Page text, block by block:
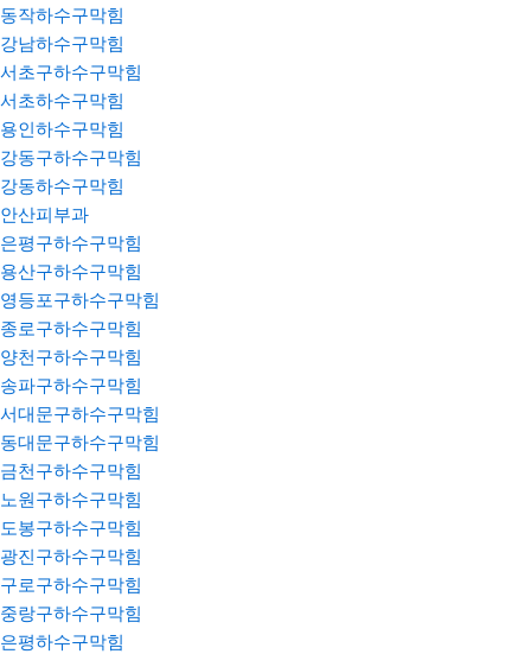
동작하수구막힘
강남하수구막힘
서초구하수구막힘
서초하수구막힘
용인하수구막힘
강동구하수구막힘
강동하수구막힘
안산피부과
은평구하수구막힘
용산구하수구막힘
영등포구하수구막힘
종로구하수구막힘
양천구하수구막힘
송파구하수구막힘
서대문구하수구막힘
동대문구하수구막힘
금천구하수구막힘
노원구하수구막힘
도봉구하수구막힘
광진구하수구막힘
구로구하수구막힘
중랑구하수구막힘
은평하수구막힘